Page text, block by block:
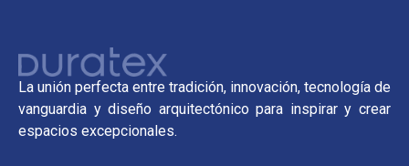
La unión perfecta entre tradición, innovación, tecnología de
vanguardia y diseño arquitectónico para inspirar y crear
espacios excepcionales.